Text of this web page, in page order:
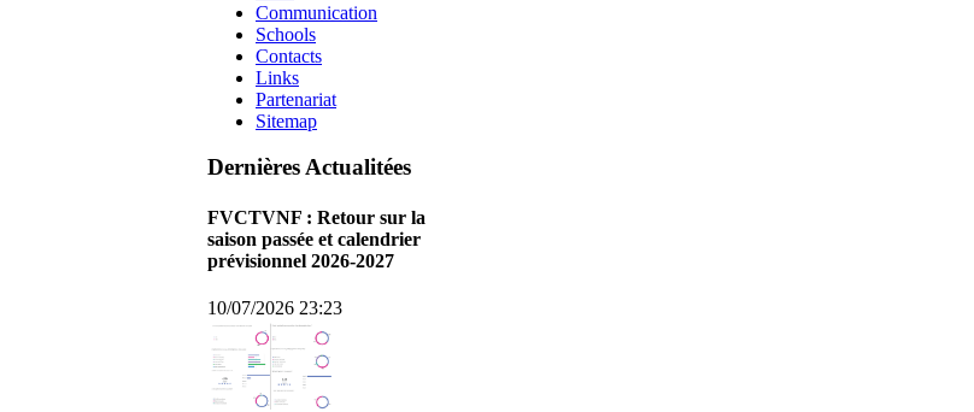
Communication
Schools
Contacts
Links
Partenariat
Sitemap
Dernières Actualitées
FVCTVNF : Retour sur la
saison passée et calendrier
prévisionnel 2026-2027
10/07/2026 23:23